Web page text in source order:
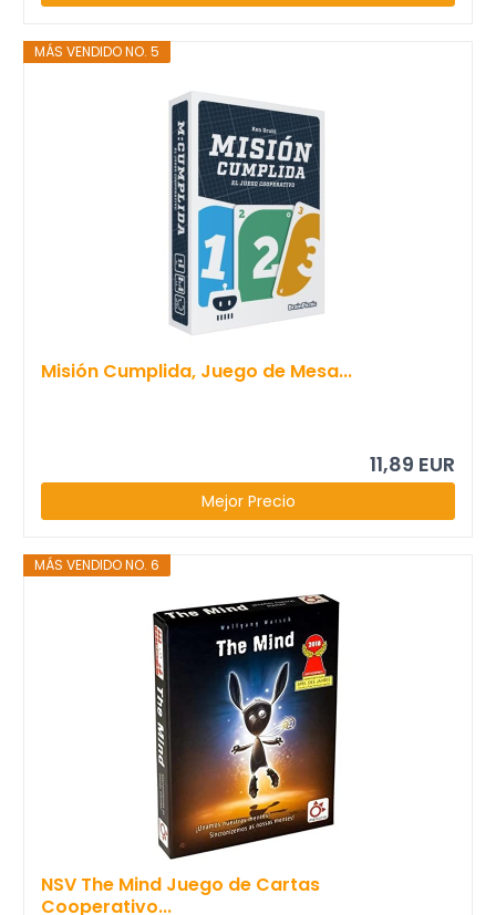
MÁS VENDIDO NO. 5
Misión Cumplida, Juego de Mesa...
11,89 EUR
Mejor Precio
MÁS VENDIDO NO. 6
NSV The Mind Juego de Cartas
Cooperativo...